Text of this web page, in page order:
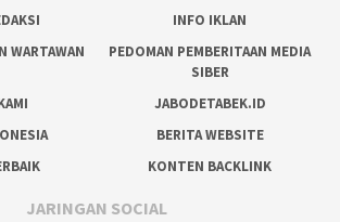
INFO IKLAN
WARTAWAN
PEDOMAN PEMBERITAAN MEDIA
SIBER
JABODETABEK.ID
BERITA WEBSITE
KONTEN BACKLINK
JARINGAN SOCIAL